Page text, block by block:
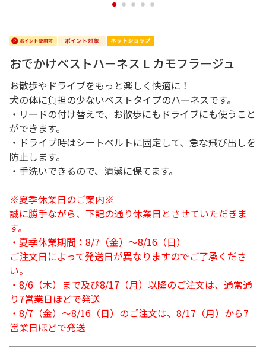
1 2 3 4 5
おでかけベストハーネス L カモフラージュ
お散歩やドライブをもっと楽しく快適に！
犬の体に負担の少ないベストタイプのハーネスです。
・リードの付け替えで、お散歩にもドライブにも使うこと
ができます。
・ドライブ時はシートベルトに固定して、急な飛び出しを
防止します。
・手洗いできるので、清潔に保てます。
※夏季休業日のご案内※
誠に勝手ながら、下記の通り休業日とさせていただきま
す。
・夏季休業期間：8/7（金）～8/16（日）
ご注文日によって発送日が異なりますのでご了承くださ
い。
・8/6（木）まで及び8/17（月）以降のご注文は、通常通
り7営業日ほどで発送
・8/7（金）～8/16（日）のご注文は、8/17（月）から7
営業日ほどで発送